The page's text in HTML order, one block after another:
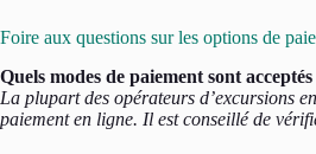
Foire aux questions sur les options de
Quels modes de paiement sont
La plupart des opérateurs d’excursions
paiement en ligne. Il est conseillé de